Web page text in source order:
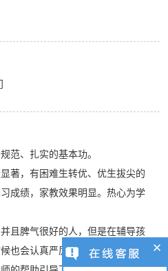
范、扎实的基本功。
著，有困难生转优、优生拔尖的
成绩，家教效果明显。热心为学
且脾气很好的人，但是在辅导孩
也会认真严厉。我觉得，只要孩